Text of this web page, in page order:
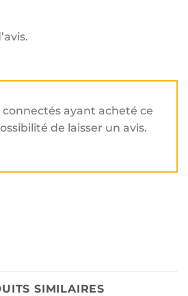
connectés ayant acheté ce
de laisser un avis.
SIMILAIRES